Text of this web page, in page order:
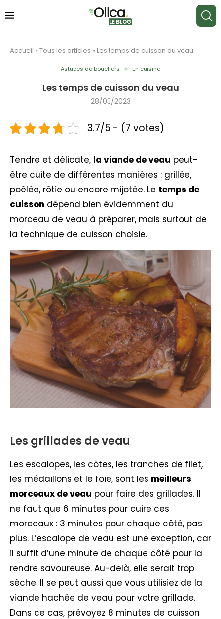
Accueil » Tous les articles » Les temps de cuisson du veau
Astuces de bouchers En cuisine
Les temps de cuisson du veau
28/03/2023
3.7/5 - (7 votes)
Tendre et délicate, la viande de veau peut-
être cuite de différentes manières : grillée,
poêlée, rôtie ou encore mijotée. Le temps de
cuisson dépend bien évidemment du
morceau de veau à préparer, mais surtout de
la technique de cuisson choisie.
Les grillades de veau
Les escalopes, les côtes, les tranches de filet,
les médaillons et le foie, sont les meilleurs
morceaux de veau pour faire des grillades. Il
ne faut que 6 minutes pour cuire ces
morceaux : 3 minutes pour chaque côté, pas
plus. L’escalope de veau est une exception, car
il suffit d’une minute de chaque côté pour la
rendre savoureuse. Au-delà, elle serait trop
sèche. Il se peut aussi que vous utilisiez de la
viande hachée de veau pour votre grillade.
Dans ce cas, prévoyez 8 minutes de cuisson